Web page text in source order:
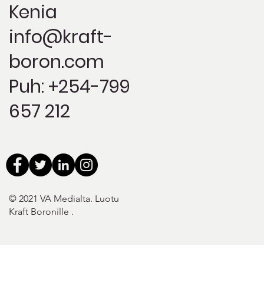
Kenia
info@kraft-
boron.com
Puh: +254-799
657 212
© 2021 VA Medialta. Luotu
Kraft Boronille .